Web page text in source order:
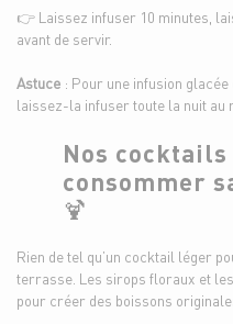
👉 Laissez infuser 10 minutes,
avant de servir.
Astuce : Pour une infusion
laissez-la infuser toute la nuit au
Nos
consommer
🍹
Rien de tel qu’un cocktail léger
terrasse. Les sirops floraux et
pour créer des boissons